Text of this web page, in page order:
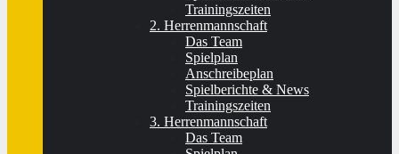
Trainingszeiten
2. Herrenmannschaft
Das Team
Spielplan
Anschreibeplan
Spielberichte & News
Trainingszeiten
3. Herrenmannschaft
Das Team